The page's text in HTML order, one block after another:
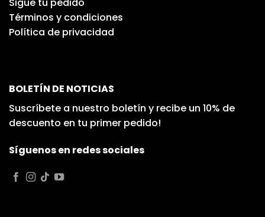
Sigue tu pedido
Términos y condiciones
Política de privacidad
BOLETÍN DE NOTICIAS
Suscríbete a nuestro boletín y recibe un 10% de
descuento en tu primer pedido!
Síguenos en redes sociales